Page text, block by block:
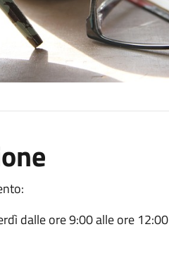
dalle ore 9:00 alle ore 12:00